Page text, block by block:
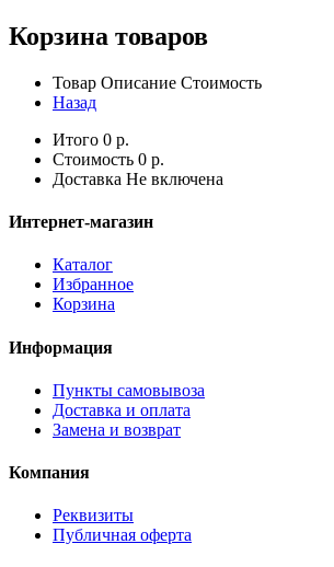
Корзина товаров
Товар Описание Стоимость
Назад
Итого 0 р.
Стоимость 0 р.
Доставка Не включена
Интернет-магазин
Каталог
Избранное
Корзина
Информация
Пункты самовывоза
Доставка и оплата
Замена и возврат
Компания
Реквизиты
Публичная оферта